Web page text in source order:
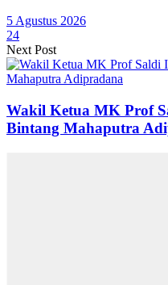
5 Agustus 2026
24
Next Post
Wakil Ketua MK Prof
Bintang Mahaputra